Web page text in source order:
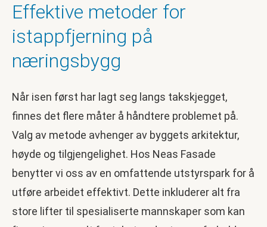
Effektive metoder for
istappfjerning på
næringsbygg
Når isen først har lagt seg langs takskjegget,
finnes det flere måter å håndtere problemet på.
Valg av metode avhenger av byggets arkitektur,
høyde og tilgjengelighet. Hos Neas Fasade
benytter vi oss av en omfattende utstyrspark for å
utføre arbeidet effektivt. Dette inkluderer alt fra
store lifter til spesialiserte mannskaper som kan